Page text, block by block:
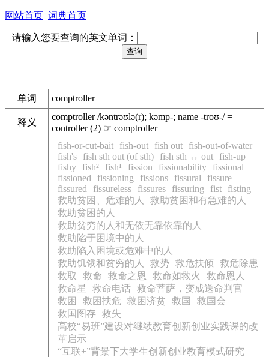
网站首页 词典首页
请输入您要查询的英文单词：
单词 comptroller
释义
comptroller /kəntrəʊlə(r); kəmp-; name -troʊ-/ =
controller (2) ☞ comptroller
fish-or-cut-bait fish-out fish out
fish-out-of-water
fish's
fish sth out (of sth) fish sth ↔ out
fish-up
fishy
fish² fish¹ fission fissionability
fissional
fissioned
fissioning fissions fissural
fissure
fissured
fissureless fissures fissuring fist
fisting
救助贫困、危难的人
救助贫困和有急难的人
救助贫困的人
救助贫穷的人和无依无靠依靠的人
救助陷于困境中的人
救助陷入困境或危难中的人
救助饥饿和贫穷的人
救势 救危扶倾
救危除患
救取
救命 救命之恩 救命如救火
救命恩人
救命星
救命电话 救命菩萨，变成送命判官
救困
救困扶危 救困济贫 救国
救国会
救国图存 救失
高校“易班”建设对继续教育创新创业实践课的改
革启示
“互联+”背景下大学生创新创业教育模式研究